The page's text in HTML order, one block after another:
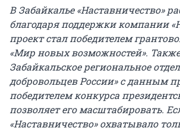
В Забайкалье «Наставничество»
благодаря поддержки компании
проект стал победителем
«Мир новых возможностей». Также
Забайкальское региональное
добровольцев России» с данным
победителем конкурса
позволяет его масштабировать.
«Наставничество» охватывало